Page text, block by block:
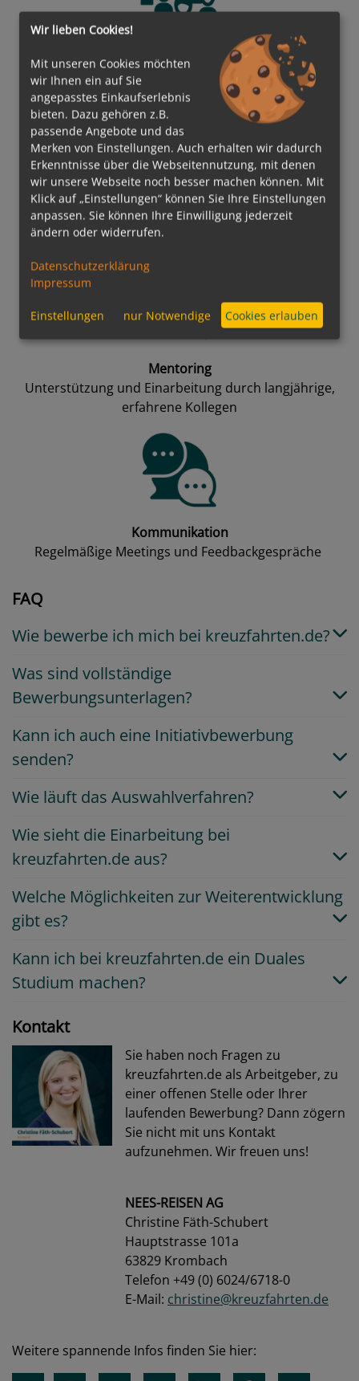
Team-Events
Teambuilding-Aktivitäten,
Ausflüge/Schiffsbesichtigungen und Firmenfeiern
Weiterbildungsmöglichkeiten
Mentoring
Unterstützung und Einarbeitung durch langjährige,
erfahrene Kollegen
Kommunikation
Regelmäßige Meetings und Feedbackgespräche
FAQ
Wie bewerbe ich mich bei kreuzfahrten.de?
Was sind vollständige
Bewerbungsunterlagen?
Kann ich auch eine Initiativbewerbung
senden?
Wie läuft das Auswahlverfahren?
Wie sieht die Einarbeitung bei
kreuzfahrten.de aus?
Welche Möglichkeiten zur Weiterentwicklung
gibt es?
Kann ich bei kreuzfahrten.de ein Duales
Studium machen?
Kontakt
Sie haben noch Fragen zu
kreuzfahrten.de als Arbeitgeber, zu
einer offenen Stelle oder Ihrer
laufenden Bewerbung? Dann zögern
Sie nicht mit uns Kontakt
aufzunehmen. Wir freuen uns!
NEES-REISEN AG
Christine Fäth-Schubert
Hauptstrasse 101a
63829 Krombach
Telefon +49 (0) 6024/6718-0
E-Mail: christine@kreuzfahrten.de
Weitere spannende Infos finden Sie hier:
Wir lieben Cookies!
Mit unseren Cookies möchten
wir Ihnen ein auf Sie
angepasstes Einkaufserlebnis
bieten. Dazu gehören z.B.
passende Angebote und das
Merken von Einstellungen. Auch erhalten wir dadurch
Erkenntnisse über die Webseitennutzung, mit denen
wir unsere Webseite noch besser machen können. Mit
Klick auf „Einstellungen“ können Sie Ihre Einstellungen
anpassen. Sie können Ihre Einwilligung jederzeit
ändern oder widerrufen.
Datenschutzerklärung
Impressum
Einstellungen nur Notwendige Cookies erlauben